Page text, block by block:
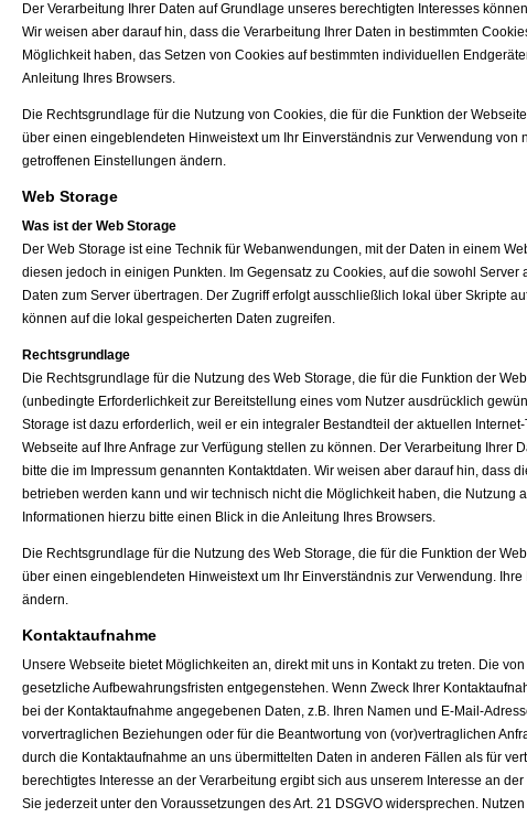
Der Verarbeitung Ihrer Daten auf Grundlage unseres berechtigten Interesses
Wir weisen aber darauf hin, dass die Verarbeitung Ihrer Daten in bestimmten
Möglichkeit haben, das Setzen von Cookies auf bestimmten individuellen
Anleitung Ihres Browsers.
Die Rechtsgrundlage für die Nutzung von Cookies, die für die Funktion der
über einen eingeblendeten Hinweistext um Ihr Einverständnis zur Verwendung
getroffenen Einstellungen ändern.
Web Storage
Was ist der Web Storage
Der Web Storage ist eine Technik für Webanwendungen, mit der Daten in einem
diesen jedoch in einigen Punkten. Im Gegensatz zu Cookies, auf die sowohl
Daten zum Server übertragen. Der Zugriff erfolgt ausschließlich lokal über Skripte
können auf die lokal gespeicherten Daten zugreifen.
Rechtsgrundlage
Die Rechtsgrundlage für die Nutzung des Web Storage, die für die Funktion der
(unbedingte Erforderlichkeit zur Bereitstellung eines vom Nutzer ausdrücklich
Storage ist dazu erforderlich, weil er ein integraler Bestandteil der aktuellen
Webseite auf Ihre Anfrage zur Verfügung stellen zu können. Der Verarbeitung
bitte die im Impressum genannten Kontaktdaten. Wir weisen aber darauf hin, dass
betrieben werden kann und wir technisch nicht die Möglichkeit haben, die
Informationen hierzu bitte einen Blick in die Anleitung Ihres Browsers.
Die Rechtsgrundlage für die Nutzung des Web Storage, die für die Funktion der
über einen eingeblendeten Hinweistext um Ihr Einverständnis zur Verwendung.
ändern.
Kontaktaufnahme
Unsere Webseite bietet Möglichkeiten an, direkt mit uns in Kontakt zu treten. Die
gesetzliche Aufbewahrungsfristen entgegenstehen. Wenn Zweck Ihrer
bei der Kontaktaufnahme angegebenen Daten, z.B. Ihren Namen und E-Mail-
vorvertraglichen Beziehungen oder für die Beantwortung von (vor)vertraglichen
durch die Kontaktaufnahme an uns übermittelten Daten in anderen Fällen als für
berechtigtes Interesse an der Verarbeitung ergibt sich aus unserem Interesse an
Sie jederzeit unter den Voraussetzungen des Art. 21 DSGVO widersprechen.